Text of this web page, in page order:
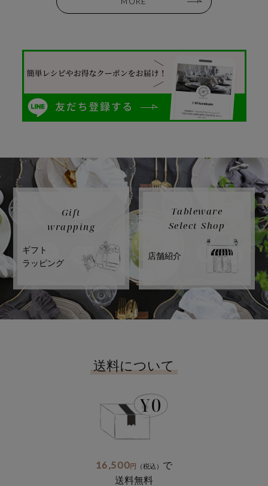
Gift
wrapping
ギフト
ラッピング
Tableware
Select Shop
店舗紹介
送料について
16,500円 （税込） で
送料無料